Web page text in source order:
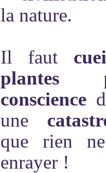
la nature.
Il faut
plantes
conscience
une
que rien
enrayer !